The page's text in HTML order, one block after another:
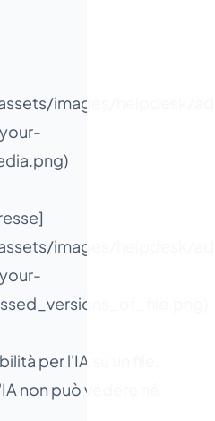
images/helpdesk/
images/helpdesk/
per l'IA su un file.
non può vedere né